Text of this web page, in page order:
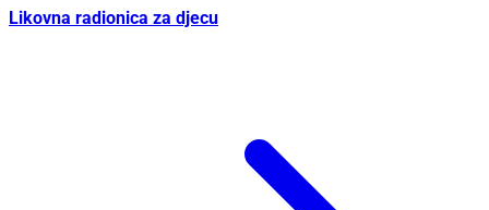
Likovna radionica za djecu